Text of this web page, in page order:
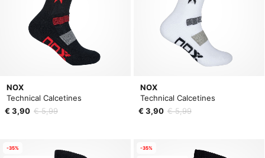
NOX
Technical Calcetines
€ 3,90 € 5,99
NOX
Technical Calcetines
€ 3,90 € 5,99
-35% -35%